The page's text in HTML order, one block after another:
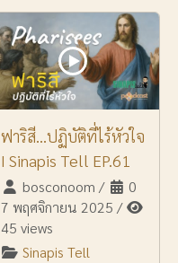
ฟาริสี...ปฏิบัติที่ไร้หัวใจ
I Sinapis Tell EP.61
bosconoom /
0
7 พฤศจิกายน 2025 /
45 views
Sinapis Tell